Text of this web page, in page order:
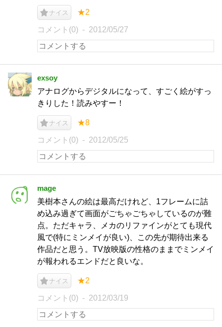
ナイス ★2
コメント(0) 2012/05/27
exsoy
アナログからデジタルになって、すごく絵がすっ
きりした！読みやすー！
ナイス ★8
コメント(0) 2012/05/25
mage
美樹本さんの絵は最高だけれど、1フレームに詰
め込み過ぎて画面がごちゃごちゃしているのが難
点。ただキャラ、メカのリファインがとても現代
風で(特にミンメイが良い)、この先が期待出来る
作品だと思う。TV放映版の性格のままでミンメイ
が報われるエンドだと良いな。
ナイス ★2
コメント(0) 2012/03/19